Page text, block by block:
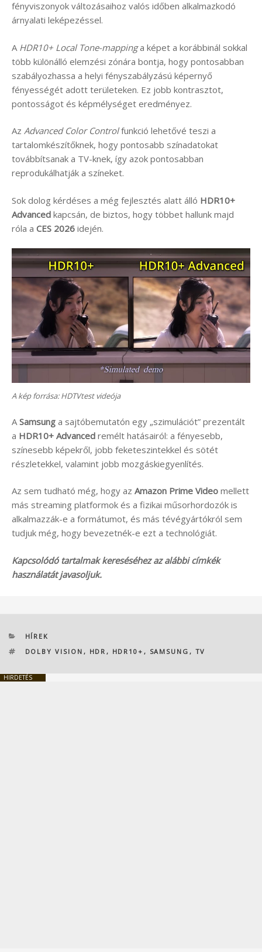
fényviszonyok változásaihoz valós időben alkalmazkodó
árnyalati leképezéssel.
A HDR10+ Local Tone-mappinga képet a korábbinál sokkal
több különálló elemzési zónára bontja, hogy pontosabban
szabályozhassa a helyi fényszabályzású képernyő
fényességét adott területeken. Ez jobb kontrasztot,
pontosságot és képmélységet eredményez.
Az Advanced Color Controlfunkció lehetővé teszi a
tartalomkészítőknek, hogy pontosabb színadatokat
továbbítsanak a TV-knek, így azok pontosabban
reprodukálhatják a színeket.
Sok dolog kérdéses a még fejlesztés alatt álló HDR10+
Advanced kapcsán, de biztos, hogy többet hallunk majd
róla a CES 2026 idején.
A kép forrása: HDTVtest videója
A Samsung a sajtóbemutatón egy „szimulációt” prezentált
a HDR10+ Advanced remélt hatásairól: a fényesebb,
színesebb képekről, jobb feketeszintekkel és sötét
részletekkel, valamint jobb mozgáskiegyenlítés.
Az sem tudható még, hogy az Amazon Prime Video mellett
más streaming platformok és a fizikai műsorhordozók is
alkalmazzák-e a formátumot, és más tévégyártókról sem
tudjuk még, hogy bevezetnék-e ezt a technológiát.
Kapcsolódó tartalmak kereséséhez az alábbi címkék
használatát javasoljuk.
KATEGÓRIÁK
HÍREK
CÍMKÉK
DOLBY VISION , HDR , HDR10+ , SAMSUNG , TV
HIRDETÉS